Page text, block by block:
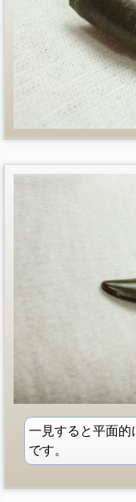
一見すると平面的
です。